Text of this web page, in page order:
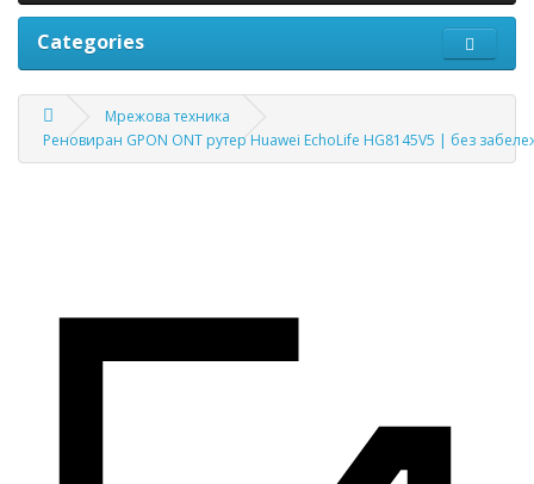
Categories
Мрежова техника
Реновиран GPON ONT рутер Huawei EchoLife HG8145V5 | без